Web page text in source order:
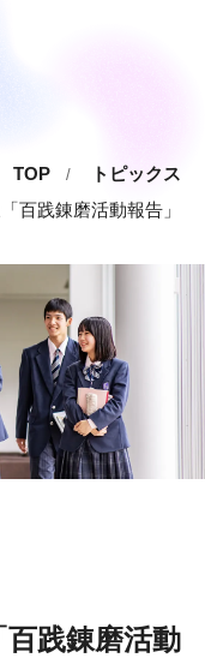
TOP
トピックス
百践錬磨活動報告」
践錬磨活動